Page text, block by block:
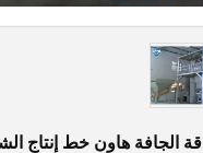
الجافة هاون خط إنتاج